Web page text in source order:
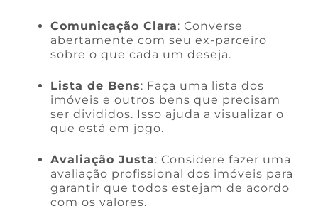
Comunicação Clara: Converse
abertamente com seu ex-parceiro
sobre o que cada um deseja.
Lista de Bens: Faça uma lista dos
imóveis e outros bens que precisam
ser divididos. Isso ajuda a visualizar o
que está em jogo.
Avaliação Justa: Considere fazer uma
avaliação profissional dos imóveis para
garantir que todos estejam de acordo
com os valores.